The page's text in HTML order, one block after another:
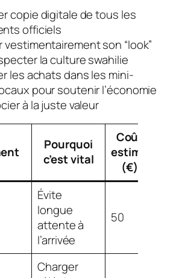
copie digitale de tous les
officiels
vestimentairement son “look”
la culture swahilie
les achats dans les mini-
pour soutenir l’économie
à la juste valeur
Pourquoi
c’est vital
Coût
estimé
(€)
Évite
longue
attente à
l’arrivée
50
Charger